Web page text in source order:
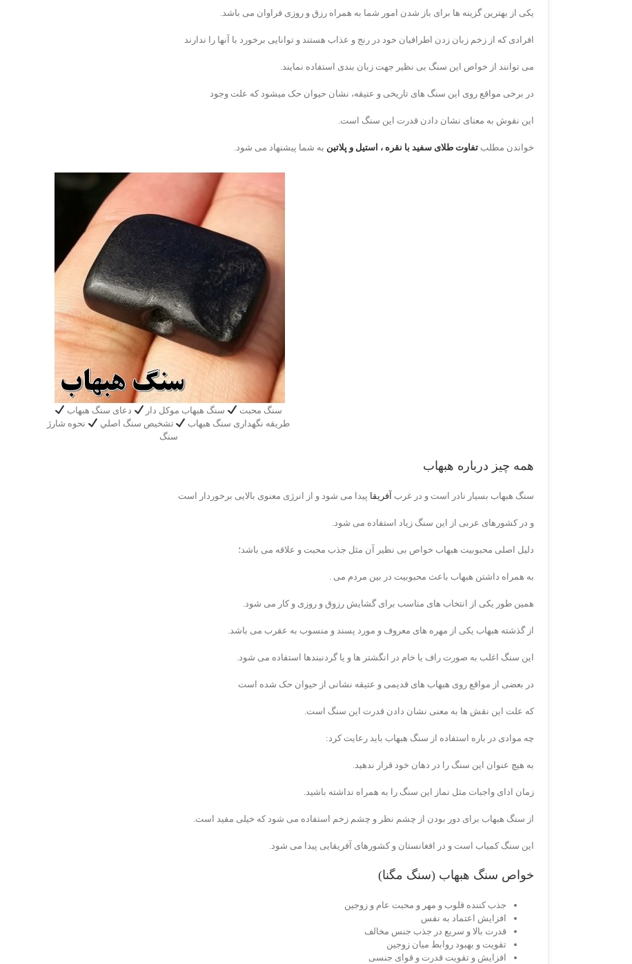
یکی از بهترین گزینه ها برای باز شدن امور شما به همراه رزق و روزی فراوان می باشد.
افرادی که از زخم زبان زدن اطرافیان خود در رنج و عذاب هستند و توانایی برخورد با آنها را ندارند
می توانند از خواص این سنگ بی نظیر جهت زبان بندی استفاده نمایند.
در برخی مواقع روی این سنگ های تاریخی و عتیقه، نشان حیوان حک میشود که علت وجود
این نقوش به معنای نشان دادن قدرت این سنگ است.
خواندن مطلب تفاوت طلای سفید با نقره ، استیل و پلاتین به شما پیشنهاد می شود.
سنگ محبت سنگ هبهاب موکل دار
دعای سنگ هبهاب
طریقه نگهداری سنگ هبهاب
تشخیص سنگ اصلي
نحوه شارژ
سنگ
همه چیز درباره هبهاب
سنگ هبهاب بسیار نادر است و در غرب آفریقا پیدا می شود و از انرژی معنوی بالایی برخوردار است
و در کشورهای عربی از این سنگ زیاد استفاده می شود.
دلیل اصلی محبوبیت هبهاب خواص بی نظیر آن مثل جذب محبت و علاقه می باشد؛
به همراه داشتن هبهاب باعث محبوبیت در بین مردم می .
همین طور یکی از انتخاب های مناسب برای گشایش رزوق و روزی و کار می شود.
از گذشته هبهاب یکی از مهره های معروف و مورد پسند و منسوب به عقرب می باشد.
این سنگ اغلب به صورت راف یا خام در انگشتر ها و یا گردنبندها استفاده می شود.
در بعضی از مواقع روی هبهاب های قدیمی و عتیقه نشانی از حیوان حک شده است
که علت این نقش ها به معنی نشان دادن قدرت این سنگ است.
چه موادی در باره استفاده از سنگ هبهاب باید رعایت کرد:
به هیچ عنوان این سنگ را در دهان خود قرار ندهید.
زمان ادای واجبات مثل نماز این سنگ را به همراه نداشته باشید.
از سنگ هبهاب برای دور بودن از چشم نظر و چشم زخم استفاده می شود که خیلی مفید است.
این سنگ کمیاب است و در افغانستان و کشورهای آفریقایی پیدا می شود.
خواص سنگ هبهاب (سنگ مگنا)
جذب کننده قلوب و مهر و محبت عام و زوجین
افزایش اعتماد به نفس
قدرت بالا و سریع در جذب جنس مخالف
تقویت و بهبود روابط میان زوجین
افزایش و تقویت قدرت و قوای جنسی